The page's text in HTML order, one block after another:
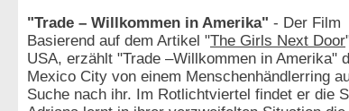
"Trade – Willkommen in Amerika" - Der Film
Basierend auf dem Artikel "The Girls Next Door
USA, erzählt "Trade –Willkommen in Amerika"
Mexico City von einem Menschenhändlerring
Suche nach ihr. Im Rotlichtviertel findet er die